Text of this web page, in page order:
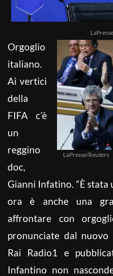
LaPresse/Reuters
Orgoglio
italiano.
Ai vertici
della
FIFA c’è
un
reggino
doc,
Gianni Infatino. “È stata
ora è anche una
affrontare con
pronunciate dal nuovo
Rai Radio1 e
Infantino non